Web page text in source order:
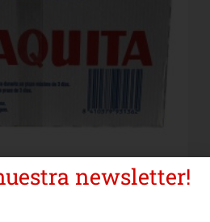
newsletter!